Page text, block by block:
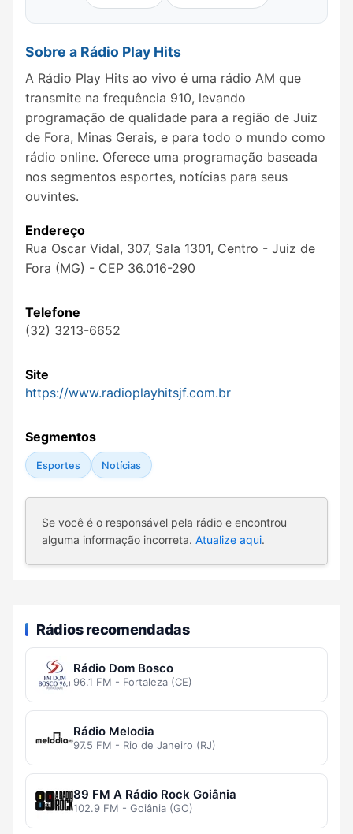
Sobre a Rádio Play Hits
A Rádio Play Hits ao vivo é uma rádio AM que
transmite na frequência 910, levando
programação de qualidade para a região de Juiz
de Fora, Minas Gerais, e para todo o mundo como
rádio online. Oferece uma programação baseada
nos segmentos esportes, notícias para seus
ouvintes.
Endereço
Rua Oscar Vidal, 307, Sala 1301, Centro - Juiz de
Fora (MG) - CEP 36.016-290
Telefone
(32) 3213-6652
Site
https://www.radioplayhitsjf.com.br
Segmentos
Esportes Notícias
Se você é o responsável pela rádio e encontrou
alguma informação incorreta. Atualize aqui.
Rádios recomendadas
Rádio Dom Bosco
96.1 FM - Fortaleza (CE)
Rádio Melodia
97.5 FM - Rio de Janeiro (RJ)
89 FM A Rádio Rock Goiânia
102.9 FM - Goiânia (GO)